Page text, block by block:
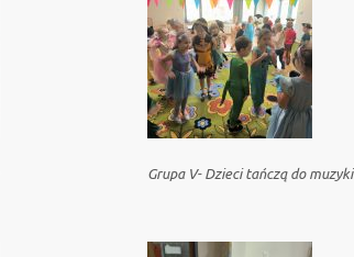
Grupa V- Dzieci tańczą do muzyki